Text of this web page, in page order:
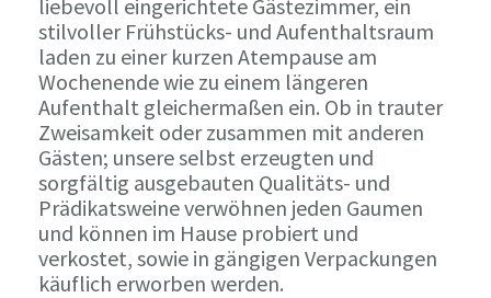
liebevoll eingerichtete Gästezimmer, ein
stilvoller Frühstücks- und Aufenthaltsraum
laden zu einer kurzen Atempause am
Wochenende wie zu einem längeren
Aufenthalt gleichermaßen ein. Ob in trauter
Zweisamkeit oder zusammen mit anderen
Gästen; unsere selbst erzeugten und
sorgfältig ausgebauten Qualitäts- und
Prädikatsweine verwöhnen jeden Gaumen
und können im Hause probiert und
verkostet, sowie in gängigen Verpackungen
käuflich erworben werden.